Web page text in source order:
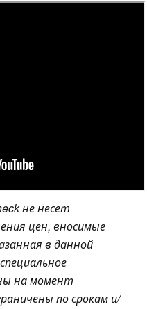
не несет
цен, вносимые
в данной
на момент
по срокам и/